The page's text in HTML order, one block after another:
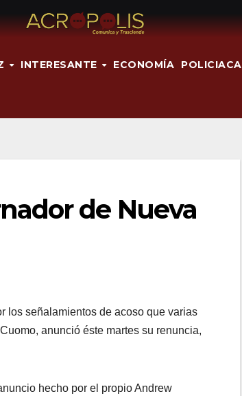
INTERESANTE ECONOMÍA POLICIACA
de Nueva
los señalamientos de acoso que varias
anunció éste martes su renuncia,
hecho por el propio Andrew